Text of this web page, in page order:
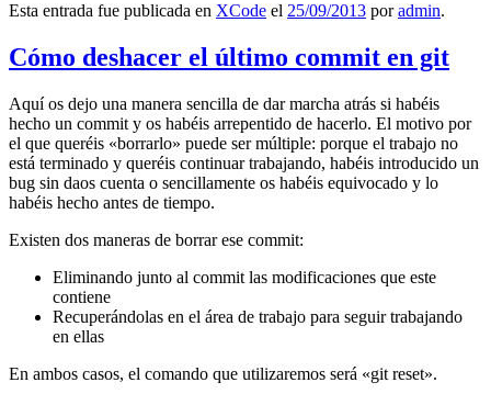
Esta entrada fue publicada en XCode el 25/09/2013 poradmin.
Cómo deshacer el último commit en git
Aquí os dejo una manera sencilla de dar marcha atrás si habéis
hecho un commit y os habéis arrepentido de hacerlo. El motivo por
el que queréis «borrarlo» puede ser múltiple: porque el trabajo no
está terminado y queréis continuar trabajando, habéis introducido un
bug sin daos cuenta o sencillamente os habéis equivocado y lo
habéis hecho antes de tiempo.
Existen dos maneras de borrar ese commit:
Eliminando junto al commit las modificaciones que este
contiene
Recuperándolas en el área de trabajo para seguir trabajando
en ellas
En ambos casos, el comando que utilizaremos será «git reset».